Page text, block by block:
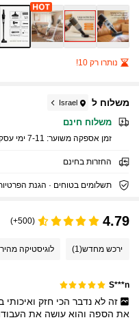
נותרו רק 10!
משלוח ל Israel
משלוח חינם
זמן אספקה ​​משוער: 7-11 ימי עסקים
החזרות בחינם
תשלומים בטוחים · הגנת
4.79
(500+)
ירכש מחדש(1) לוגיסטיקה
S***n
זה לא נדבר הכי חזק ואיכותי
את הספה והואעושהאת